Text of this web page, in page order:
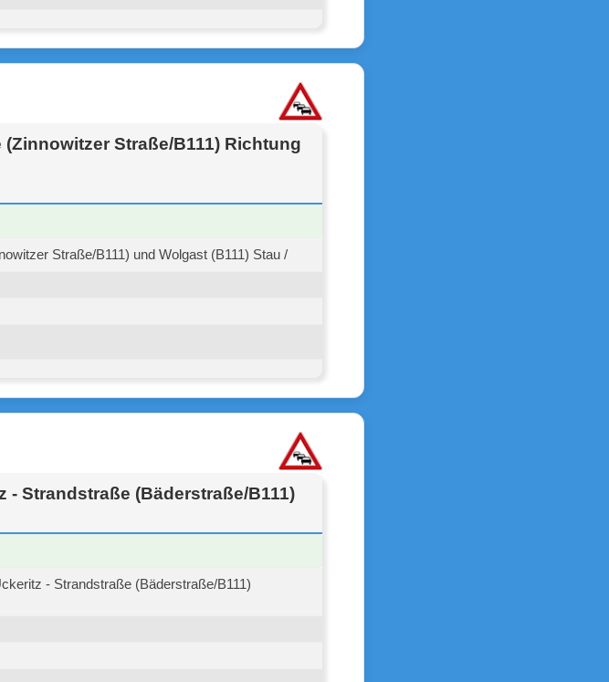
Straße/B111) Richtung
Straße/B111) und Wolgast (B111) Stau /
- Strandstraße (Bäderstraße/B111)
- Strandstraße (Bäderstraße/B111)